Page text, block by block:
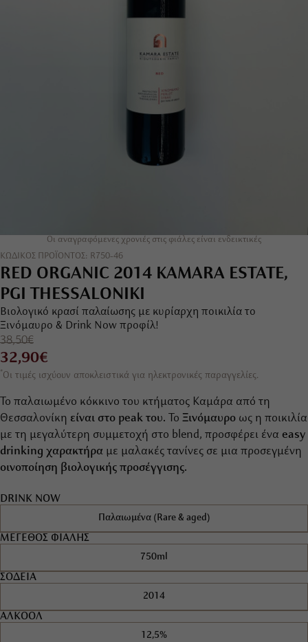
Οι αναγραφόμενες χρονιές στις φιάλες είναι ενδεικτικές
ΚΩΔΙΚΟΣ ΠΡΟΪΟΝΤΟΣ: R750-46
RED ORGANIC 2014 KAMARA ESTATE,
PGI THESSALONIKI
Βιολογικό κρασί παλαίωσης με κυρίαρχη ποικιλία το
Ξινόμαυρο & Drink Now προφίλ!
38,50€
32,90€
*Οι τιμές ισχύουν αποκλειστικά για ηλεκτρονικές παραγγελίες.
Το παλαιωμένο κόκκινο του κτήματος Καμάρα από τη
Θεσσαλονίκη είναι στο peak του. Το Ξινόμαυρο ως η ποικιλία
με τη μεγαλύτερη συμμετοχή στο blend, προσφέρει ένα easy
drinking χαρακτήρα με μαλακές τανίνες σε μια προσεγμένη
οινοποίηση βιολογικής προσέγγισης.
DRINK NOW
Παλαιωμένα (Rare & aged)
ΜΕΓΕΘΟΣ ΦΙΑΛΗΣ
750ml
ΣΟΔΕΙΑ
2014
ΑΛΚΟΟΛ
12,5%